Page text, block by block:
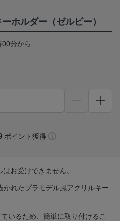
ホルダー（ゼルビー）
00分から
ポイント獲得
お受けできません。
かれたプラモデル風アクリルキー
いるため、簡単に取り付けるこ